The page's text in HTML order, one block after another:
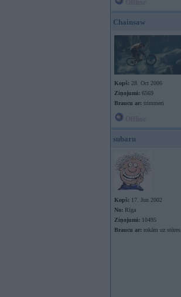
Chainsaw
Kopš: 28. Oct 2006
Ziņojumi: 6569
Braucu ar: trimmeri
subaru
Kopš: 17. Jun 2002
No: Rīga
Ziņojumi: 10495
Braucu ar: rokām uz stūres